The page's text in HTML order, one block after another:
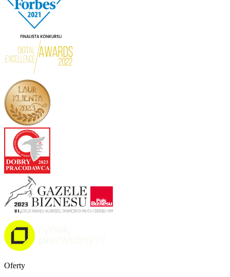
Oferty